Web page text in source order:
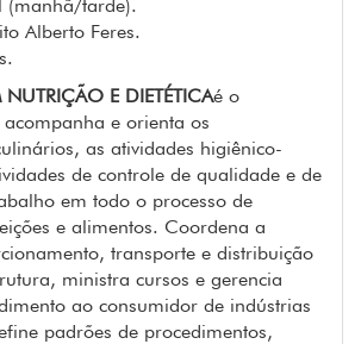
(manhã/tarde).
Alberto Feres.
E DIETÉTICAé o
e orienta os
as atividades higiênico-
de controle de qualidade e de
em todo o processo de
e alimentos. Coordena a
transporte e distribuição
ministra cursos e gerencia
ao consumidor de indústrias
padrões de procedimentos,